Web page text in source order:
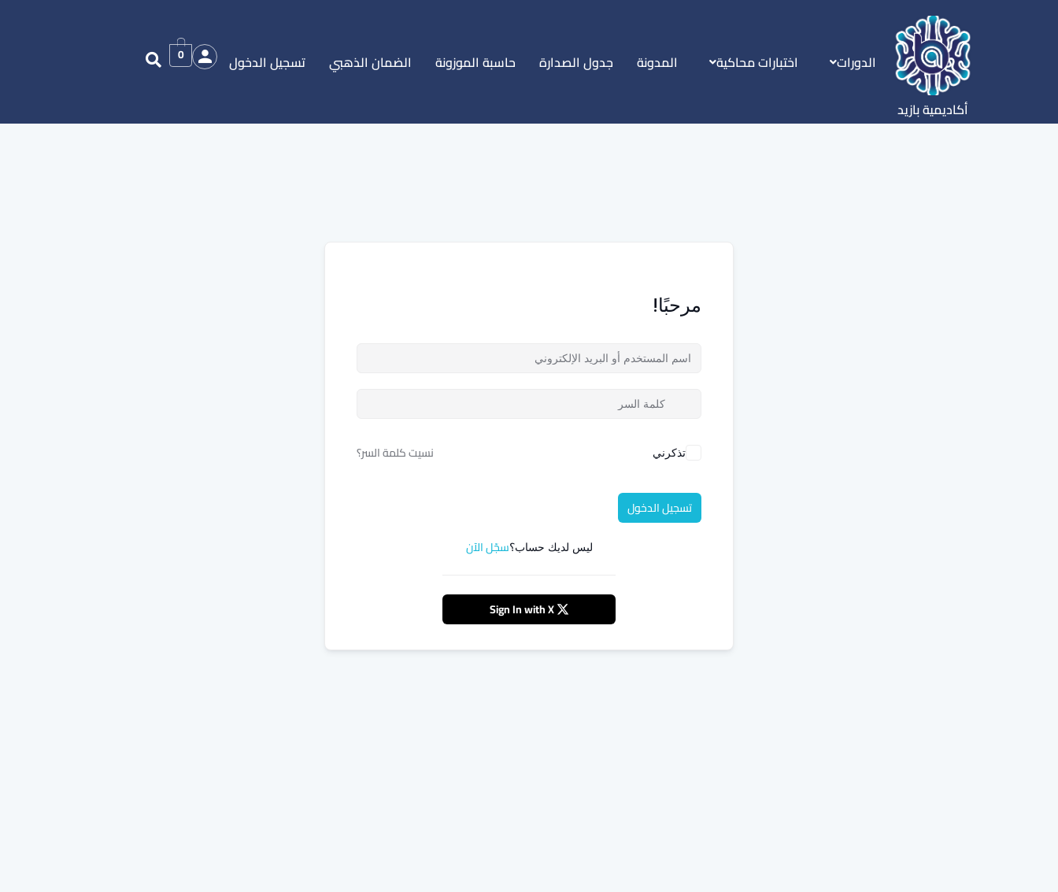
أكاديمية بازيد
الدورات اختبارات محاكية المدونة جدول الصدارة حاسبة الموزونة الضمان الذهبي تسجيل الدخول 0
مرحبًا!
تذكرني نسيت كلمة السر؟
تسجيل الدخول
ليس لديك حساب؟سجّل الآن
Sign In with X